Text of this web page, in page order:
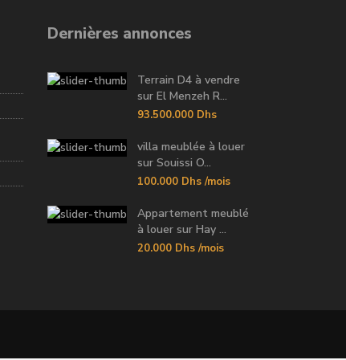
Dernières annonces
Terrain D4 à vendre
sur El Menzeh R...
93.500.000 Dhs
villa meublée à louer
sur Souissi O...
100.000 Dhs /mois
Appartement meublé
à louer sur Hay ...
20.000 Dhs /mois